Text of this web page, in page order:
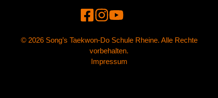
© 2026 Song’s Taekwon-Do Schule Rheine. Alle Rechte
vorbehalten.
Impressum